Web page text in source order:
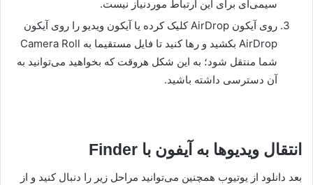
سیمی‌ای برای این ارتباط موردنیاز نیست.
روی آیکون AirDrop کلیک کرده یا آیکون ویدیو را روی آیکون
AirDrop بکشید و رها کنید تا فایل مستقیما به Camera Roll
شما منتقل شود؛ به این شکل هروقت که بخواهید می‌توانید به
آن دسترسی داشته باشید.
انتقال ویدیوها به آیفون با Finder
بعد دانلود از یوتیوب همچنین می‌توانید مراحل زیر را دنبال کنید و از